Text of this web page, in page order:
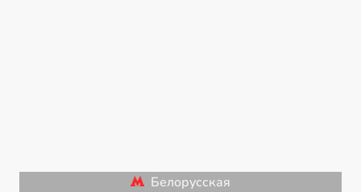
Белорусская